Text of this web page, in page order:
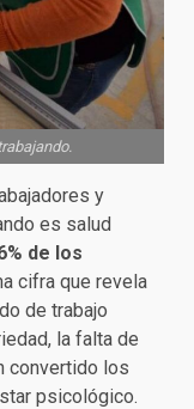
y
es salud
de los
cifra que revela
de trabajo
la falta de
convertido los
psicológico.